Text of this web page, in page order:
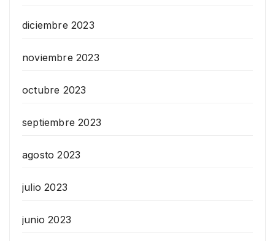
diciembre 2023
noviembre 2023
octubre 2023
septiembre 2023
agosto 2023
julio 2023
junio 2023